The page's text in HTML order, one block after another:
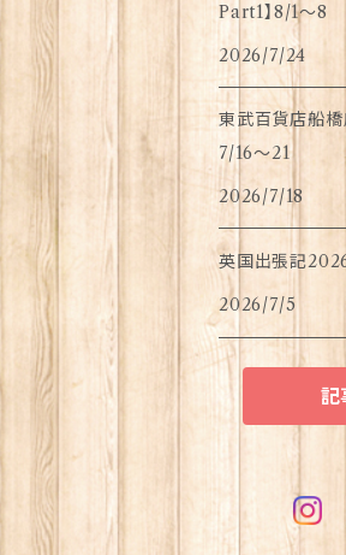
Part1】8/1〜8
2026/7/24
東武百貨店船橋
7/16～21
2026/7/18
英国出張記
2026/7/5
記